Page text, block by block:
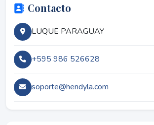
Contacto
LUQUE PARAGUAY
+595 986 526628
soporte@hendyla.com